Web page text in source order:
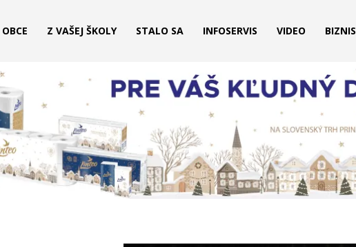
Z VAŠEJ ŠKOLY STALO SA INFOSERVIS VIDEO BIZNIS